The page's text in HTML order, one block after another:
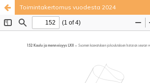
Toimintakertomus vuodesta 2024
Palvelua ylläpitääTieteellisten